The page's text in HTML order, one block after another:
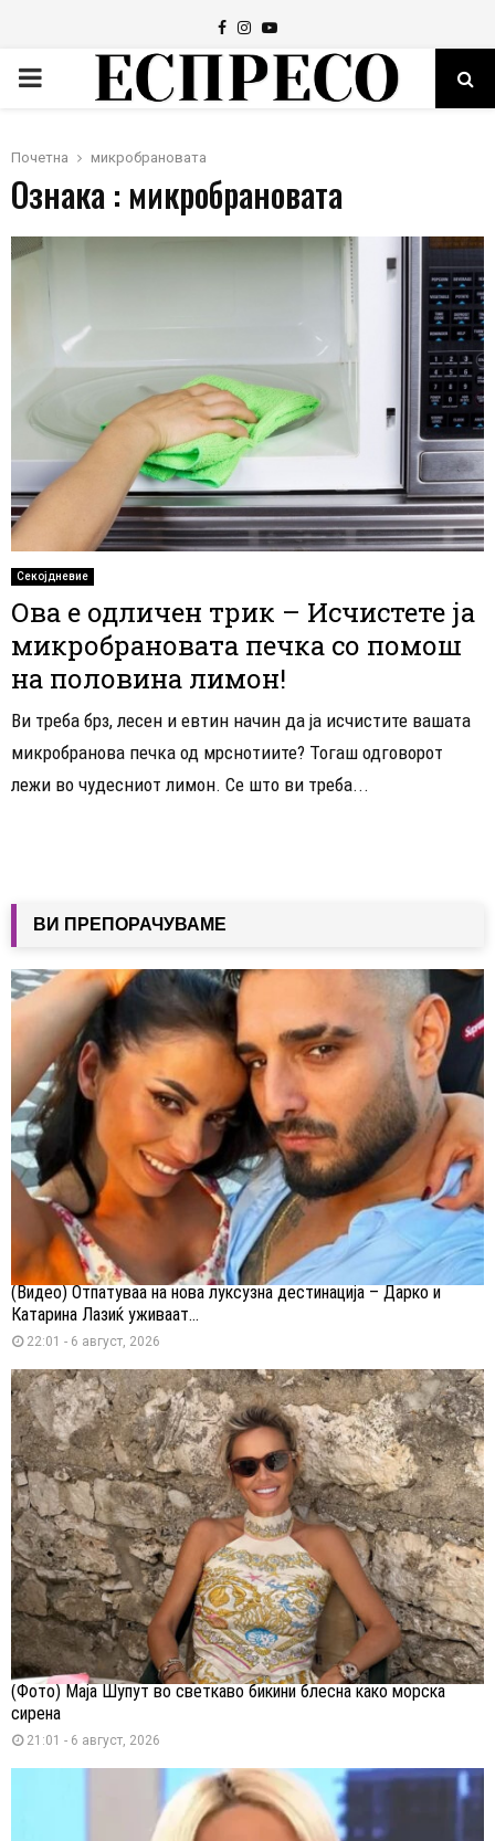
Facebook
Instagram
Youtube
PRIMARY
Почетна микробрановата
Ознака : микробрановата
Секојдневие
Ова е одличен трик – Исчистете ја
микробрановата печка со помош
на половина лимон!
Ви треба брз, лесен и евтин начин да ја исчистите вашата
микробранова печка од мрснотиите? Тогаш одговорот
лежи во чудесниот лимон. Се што ви треба...
ВИ ПРЕПОРАЧУВАМЕ
(Видео) Отпатуваа на нова луксузна дестинација – Дарко и
Катарина Лазиќ уживаат...
22:01 - 6 август, 2026
(Фото) Маја Шупут во светкаво бикини блесна како морска
сирена
21:01 - 6 август, 2026